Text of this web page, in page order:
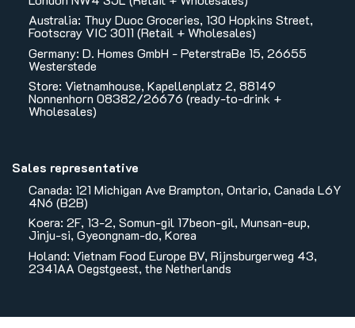
Australia: Thuy Duoc Groceries, 130 Hopkins Street,
Footscray VIC 3011 (Retail + Wholesales)
Germany: D. Homes GmbH - PeterstraBe 15, 26655
Westerstede
Store: Vietnamhouse, Kapellenplatz 2, 88149
Nonnenhorn 08382/26676 (ready-to-drink +
Wholesales)
Sales representative
Canada: 121 Michigan Ave Brampton, Ontario, Canada L6Y
4N6 (B2B)
Koera: 2F, 13-2, Somun-gil 17beon-gil, Munsan-eup,
Jinju-si, Gyeongnam-do, Korea
Holand: Vietnam Food Europe BV, Rijnsburgerweg 43,
2341AA Oegstgeest, the Netherlands